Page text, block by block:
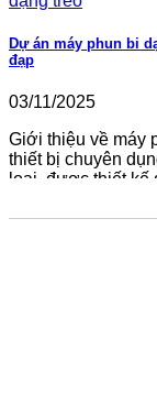
Dự án máy phun bi
đạp
03/11/2025
Giới thiệu về máy
thiết bị chuyên
loại, được thiết kế